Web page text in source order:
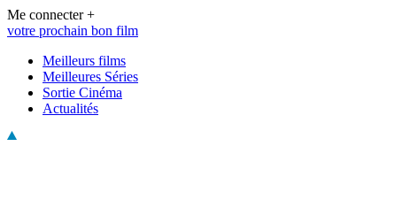
Me connecter +
votre prochain bon film
Meilleurs films
Meilleures Séries
Sortie Cinéma
Actualités